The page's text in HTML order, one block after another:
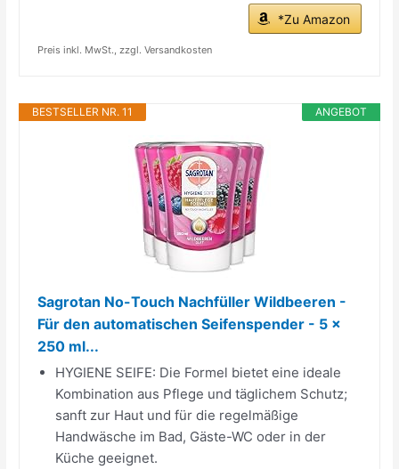
*Zu Amazon
Preis inkl. MwSt., zzgl. Versandkosten
ANGEBOT
BESTSELLER NR. 11
Sagrotan No-Touch Nachfüller Wildbeeren -
Für den automatischen Seifenspender - 5 x
250 ml...
HYGIENE SEIFE: Die Formel bietet eine ideale
Kombination aus Pflege und täglichem Schutz;
sanft zur Haut und für die regelmäßige
Handwäsche im Bad, Gäste-WC oder in der
Küche geeignet.